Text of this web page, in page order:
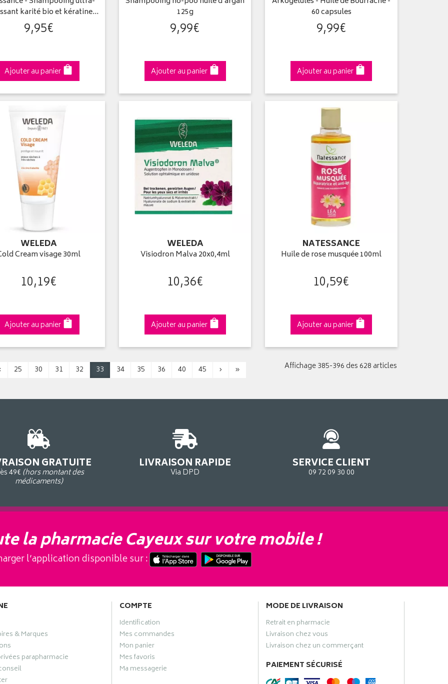
karité bio et kératine…
9,95€
Ajouter au panier
125g
9,99€
Ajouter au panier
60 capsules
9,99€
Ajouter au panier
WELEDA
Cream visage 30ml
10,19€
Ajouter au panier
WELEDA
Visiodron Malva 20x0,4ml
10,36€
Ajouter au panier
NATESSANCE
Huile de rose musquée 100ml
10,59€
Ajouter au panier
25 30 31 32 33 34 35 36 40 45 › » Affichage 385-396 des 628 articles
GRATUITE
49€ (hors montant des
médicaments)
LIVRAISON RAPIDE
Via DPD
SERVICE CLIENT
09 72 09 30 00
la pharmacie Cayeux sur votre mobile !
l’application disponible sur :
& Marques
parapharmacie
COMPTE
Identification
Mes commandes
Mon panier
Mes favoris
Ma messagerie
MODE DE LIVRAISON
Retrait en pharmacie
Livraison chez vous
Livraison chez un commerçant
PAIEMENT SÉCURISÉ